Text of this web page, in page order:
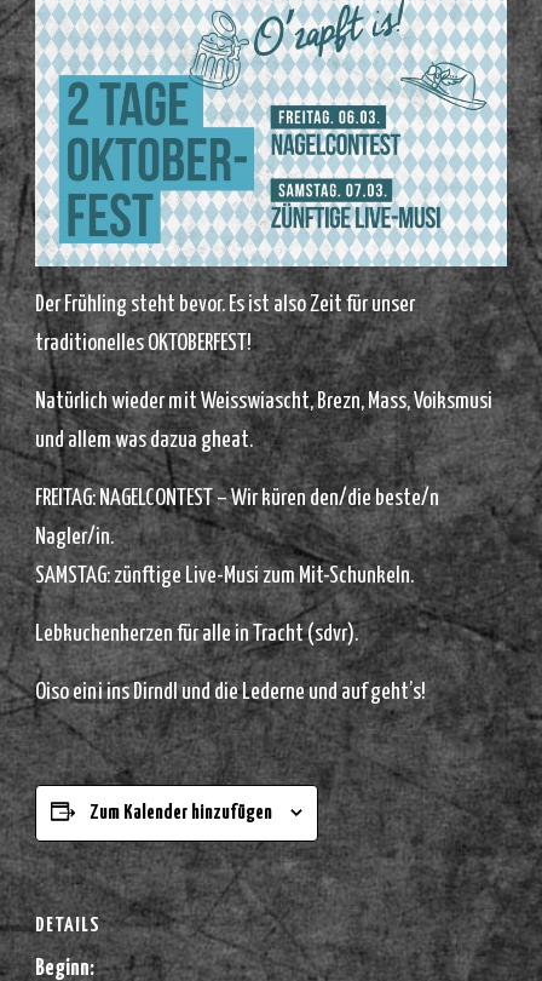
Der Frühling steht bevor. Es ist also Zeit für unser
traditionelles OKTOBERFEST!
Natürlich wieder mit Weisswiascht, Brezn, Mass, Voiksmusi
und allem was dazua gheat.
FREITAG: NAGELCONTEST – Wir küren den/die beste/n
Nagler/in.
SAMSTAG: zünftige Live-Musi zum Mit-Schunkeln.
Lebkuchenherzen für alle in Tracht (sdvr).
Oiso eini ins Dirndl und die Lederne und auf geht’s!
Zum Kalender hinzufügen
DETAILS
Beginn: